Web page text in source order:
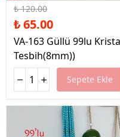
₺ 120.00
₺ 65.00
VA-163 Güllü 99lu
Tesbih(8mm))
Sepete Ekle